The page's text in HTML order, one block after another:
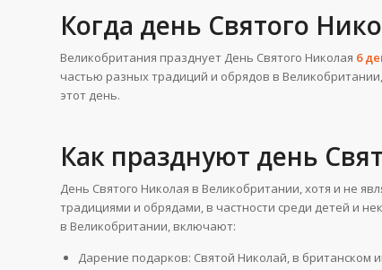
Когда день Святого
Великобритания празднует День Святого Николая 6
частью разных традиций и обрядов в
этот день.
Как празднуют день
День Святого Николая в Великобритании, хотя и не
традициями и обрядами, в частности среди детей и
в Великобритании, включают:
Дарение подарков: Святой Николай, в британском